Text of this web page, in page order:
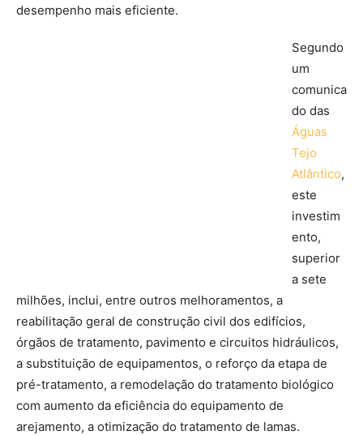
desempenho mais eficiente.
Segundo
um
comunica
do das
Águas
Tejo
Atlântico,
este
investim
ento,
superior
a sete
milhões, inclui, entre outros melhoramentos, a
reabilitação geral de construção civil dos edifícios,
órgãos de tratamento, pavimento e circuitos hidráulicos,
a substituição de equipamentos, o reforço da etapa de
pré-tratamento, a remodelação do tratamento biológico
com aumento da eficiência do equipamento de
arejamento, a otimização do tratamento de lamas.